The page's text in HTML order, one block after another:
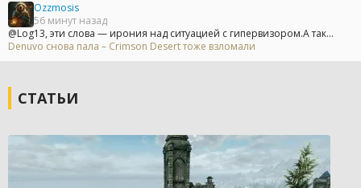
Ozzmosis
56 минут назад
@Log13, эти слова — ирония над ситуацией с гипервизором.А так...
Denuvo снова пала – Crimson Desert тоже взломали
СТАТЬИ